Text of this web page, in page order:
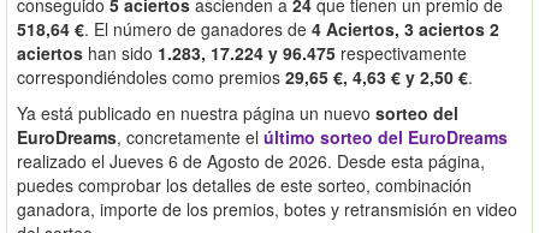
conseguido 5 aciertos ascienden a 24 que tienen un premio de
518,64 €. El número de ganadores de 4 Aciertos, 3 aciertos 2
aciertos han sido 1.283, 17.224 y 96.475 respectivamente
correspondiéndoles como premios 29,65 €, 4,63 € y 2,50 €.
Ya está publicado en nuestra página un nuevo sorteo del
EuroDreams, concretamente el último sorteo del EuroDreams
realizado el Jueves 6 de Agosto de 2026. Desde esta página,
puedes comprobar los detalles de este sorteo, combinación
ganadora, importe de los premios, botes y retransmisión en video